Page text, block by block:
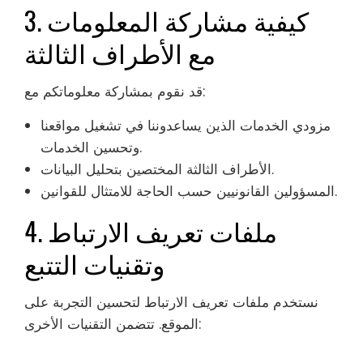
3. كيفية مشاركة المعلومات
مع الأطراف الثالثة
قد نقوم بمشاركة معلوماتكم مع:
مزودي الخدمات الذين يساعدوننا في تشغيل مواقعنا
وتحسين الخدمات.
الأطراف الثالثة المختصين بتحليل البيانات.
المسؤولين القانونيين حسب الحاجة للامتثال للقوانين.
4. ملفات تعريف الارتباط
وتقنيات التتبع
نستخدم ملفات تعريف الارتباط لتحسين التجربة على
الموقع. تتضمن التقنيات الأخرى: